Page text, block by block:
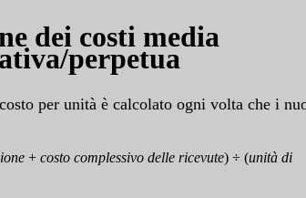
dei costi media
perpetua
per unità è calcolato ogni volta che i
+ costo complessivo delle ricevute) ÷ (unità di